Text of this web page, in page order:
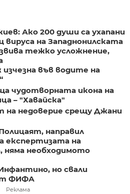
Ако 200 души са ухапани
на Западнонилската
тежко усложнение,
във водите на
чудотворната икона на
– "Хавайска"
недоверие срещу Джани
направил
експертизата на
няма необходимото
но свали
ФИФА
Реклама